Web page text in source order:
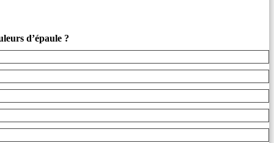
d’épaule ?